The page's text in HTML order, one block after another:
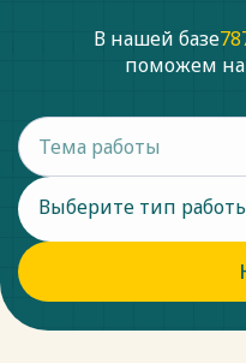
В нашей базе
поможем
Выберите тип